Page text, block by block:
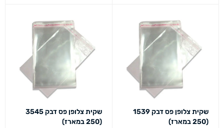
שקית צלופן פס דבק 1539
(250 במארז)
שקית צלופן פס דבק 3545
(250 במארז)